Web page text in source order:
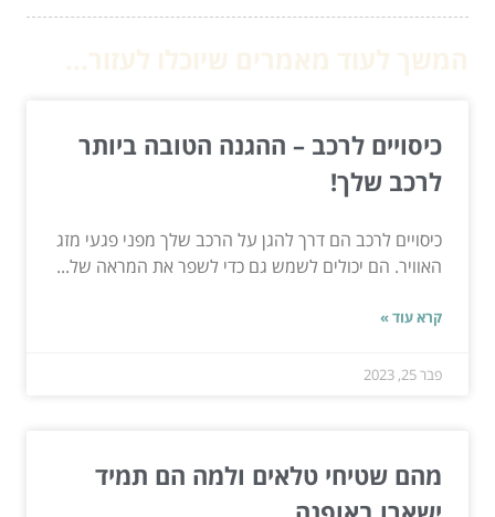
כיסויים לרכב – ההגנה הטובה ביותר
לרכב שלך!
כיסויים לרכב הם דרך להגן על הרכב שלך מפני פגעי מזג
האוויר. הם יכולים לשמש גם כדי לשפר את המראה של...
קרא עוד »
פבר 25, 2023
מהם שטיחי טלאים ולמה הם תמיד